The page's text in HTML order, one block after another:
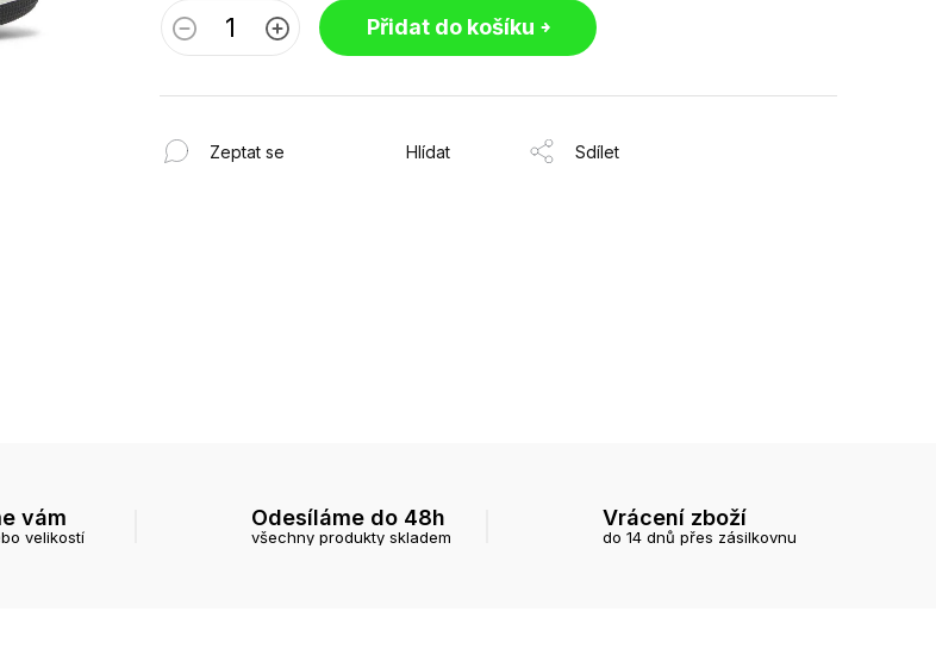
Přidat do košíku
Zeptat se Hlídat Sdílet
vám
velikostí
Odesíláme do 48h
všechny produkty skladem
Vrácení zboží
do 14 dnů přes zásilkovnu